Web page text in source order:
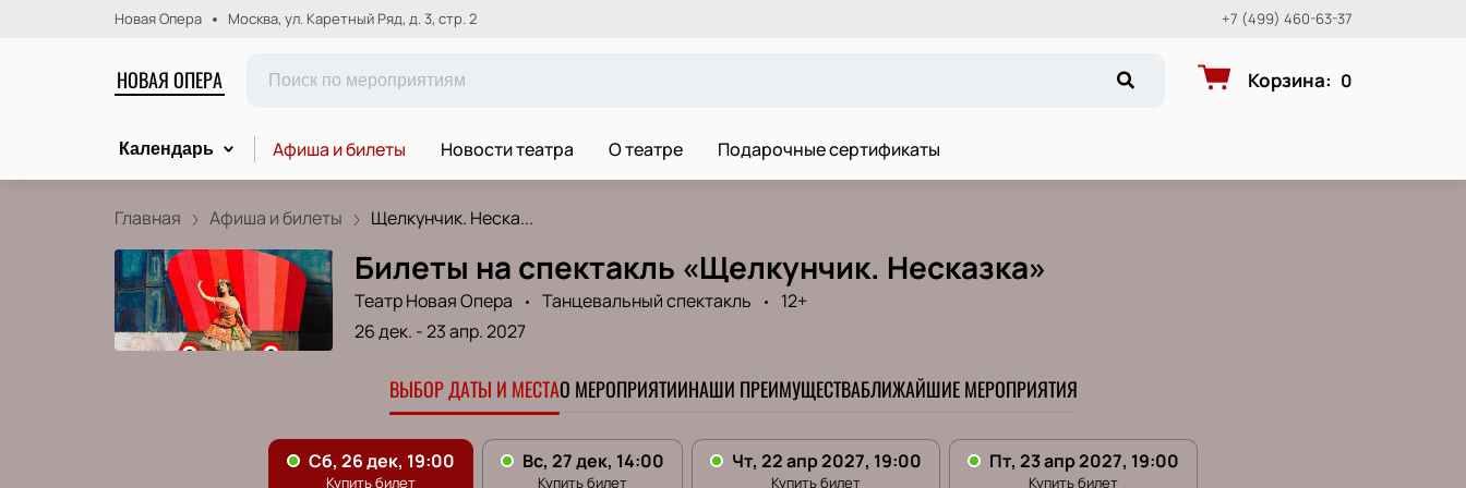
Новая Опера Москва, ул. Каретный Ряд, д. 3, стр. 2 +7 (499) 460-63-37
НОВАЯ ОПЕРА Корзина: 0
Календарь Афиша и билеты Новости театра О театре Подарочные сертификаты
Главная Афиша и билеты Щелкунчик. Неска...
Билеты на спектакль «Щелкунчик. Несказка»
Театр Новая Опера Танцевальный спектакль
12+
26 дек. -23 апр. 2027
ВЫБОР ДАТЫ И МЕСТАО МЕРОПРИЯТИИНАШИ ПРЕИМУЩЕСТВАБЛИЖАЙШИЕ МЕРОПРИЯТИЯ